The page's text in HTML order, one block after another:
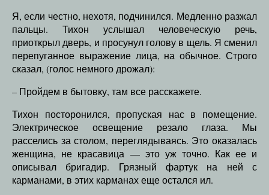
Я, если честно, нехотя, подчинился. Медленно разжал
пальцы. Тихон услышал человеческую речь,
приоткрыл дверь, и просунул голову в щель. Я сменил
перепуганное выражение лица, на обычное. Строго
сказал, (голос немного дрожал):
– Пройдем в бытовку, там все расскажете.
Тихон посторонился, пропуская нас в помещение.
Электрическое освещение резало глаза. Мы
расселись за столом, переглядываясь. Это оказалась
женщина, не красавица — это уж точно. Как ее и
описывал бригадир. Грязный фартук на ней с
карманами, в этих карманах еще остался ил.